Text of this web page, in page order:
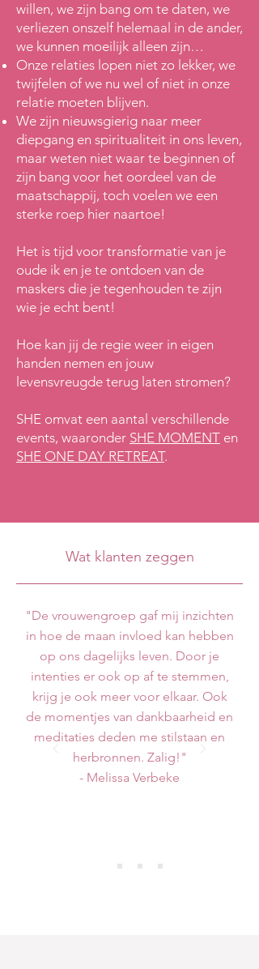
willen, we zijn bang om te daten, we
verliezen onszelf helemaal in de ander,
we kunnen moeilijk alleen zijn…
Onze relaties lopen niet zo lekker, we
twijfelen of we nu wel of niet in onze
relatie moeten blijven.
We zijn nieuwsgierig naar meer
diepgang en spiritualiteit in ons leven,
maar weten niet waar te beginnen of
zijn bang voor het oordeel van de
maatschappij, toch voelen we een
sterke roep hier naartoe!
Het is tijd voor transformatie van je
oude ik en je te ontdoen van de
maskers die je tegenhouden te zijn
wie je echt bent!
Hoe kan jij de regie weer in eigen
handen nemen en jouw
levensvreugde terug laten stromen?
SHE omvat een aantal verschillende
events, waaronder SHE MOMENT en
SHE ONE DAY RETREAT.
Wat klanten zeggen
"De vrouwengroep gaf mij inzichten
in hoe de maan invloed kan hebben
op ons dagelijks leven. Door je
intenties er ook op af te stemmen,
krijg je ook meer voor elkaar. Ook
de momentjes van dankbaarheid en
meditaties deden me stilstaan en
herbronnen. Zalig!"
- Melissa Verbeke